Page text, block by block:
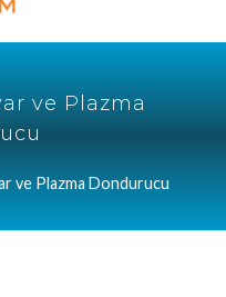
ve Plazma
ve Plazma Dondurucu